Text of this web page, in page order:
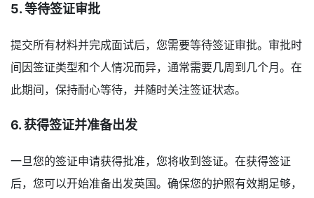
5. 等待签证审批
提交所有材料并完成面试后，您需要等待签证审批。审批时
间因签证类型和个人情况而异，通常需要几周到几个月。在
此期间，保持耐心等待，并随时关注签证状态。
6. 获得签证并准备出发
一旦您的签证申请获得批准，您将收到签证。在获得签证
后，您可以开始准备出发英国。确保您的护照有效期足够，